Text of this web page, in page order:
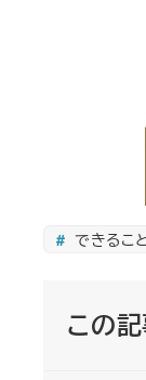
できるこ
この